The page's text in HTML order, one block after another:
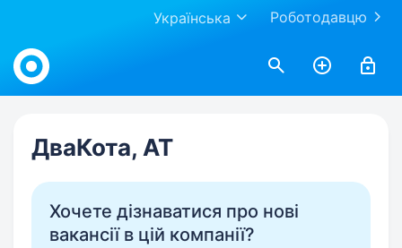
Роботодавцю
Українська
Work.ua
ДваКота, АТ
Хочете дізнаватися про нові
вакансії в цій компанії?